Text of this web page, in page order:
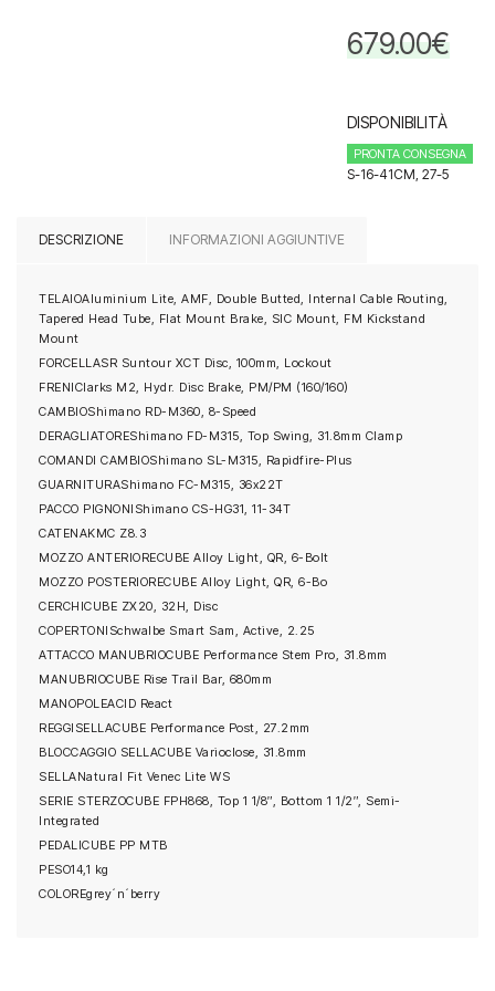
679.00€
DISPONIBILITÀ
PRONTA CONSEGNA
S-16-41CM, 27-5
DESCRIZIONE INFORMAZIONI AGGIUNTIVE
TELAIOAluminium Lite, AMF, Double Butted, Internal Cable Routing,
Tapered Head Tube, Flat Mount Brake, SIC Mount, FM Kickstand
Mount
FORCELLASR Suntour XCT Disc, 100mm, Lockout
FRENIClarks M2, Hydr. Disc Brake, PM/PM (160/160)
CAMBIOShimano RD-M360, 8-Speed
DERAGLIATOREShimano FD-M315, Top Swing, 31.8mm Clamp
COMANDI CAMBIOShimano SL-M315, Rapidfire-Plus
GUARNITURAShimano FC-M315, 36x22T
PACCO PIGNONI Shimano CS-HG31, 11-34T
CATENAKMC Z8.3
MOZZO ANTERIORECUBE Alloy Light, QR, 6-Bolt
MOZZO POSTERIORECUBE Alloy Light, QR, 6-Bo
CERCHICUBE ZX20, 32H, Disc
COPERTONI Schwalbe Smart Sam, Active, 2.25
ATTACCO MANUBRIOCUBE Performance Stem Pro, 31.8mm
MANUBRIOCUBE Rise Trail Bar, 680mm
MANOPOLEACID React
REGGISELLACUBE Performance Post, 27.2mm
BLOCCAGGIO SELLACUBE Varioclose, 31.8mm
SELLANatural Fit Venec Lite WS
SERIE STERZOCUBE FPH868, Top 1 1/8″, Bottom 1 1/2″, Semi-
Integrated
PEDALICUBE PP MTB
PESO14,1 kg
COLOREgrey´n´berry